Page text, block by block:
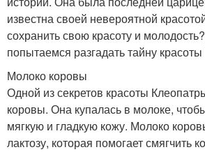
известна своей невероятной
сохранить свою красоту и
попытаемся разгадать тайну
Молоко коровы
Одной из секретов красоты
коровы. Она купалась в молоке,
мягкую и гладкую кожу. Молоко
лактозу, которая помогает смягчить